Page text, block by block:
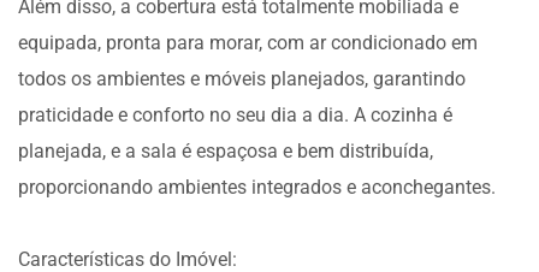
Além disso, a cobertura está totalmente mobiliada e
equipada, pronta para morar, com ar condicionado em
todos os ambientes e móveis planejados, garantindo
praticidade e conforto no seu dia a dia. A cozinha é
planejada, e a sala é espaçosa e bem distribuída,
proporcionando ambientes integrados e aconchegantes.
Características do Imóvel: